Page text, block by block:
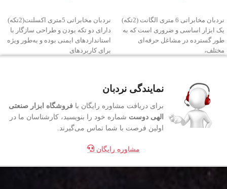
نردبان مخابراتی 6 متری الگانت (2تکه)
یک ابزار اساسی و ضروری است که به
طور گسترده در مشاغل حرفه‌ای
مختلف،
نردبان مخابراتی 5متری اکسلنت(2تکه)
دارای دو تکه بودن و طراحی سازگار با
استانداردهای ایمنی بوده و به‌طور ویژه
برای کاربردهای
نمایندگی نردبان
برای دریافت مشاوره رایگان با فروشگاه ابزار صنعتی
الهی دوست شماره خود را بنویسید، کارشناسان ما در
اولین فرصت با شما تماس می‌گیرند.
مشاوره رایگان